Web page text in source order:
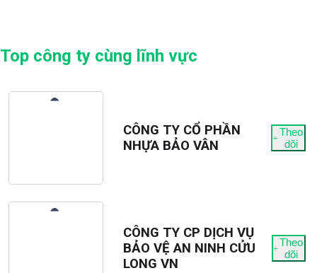
Top công ty cùng lĩnh vực
CÔNG TY CỔ PHẦN
NHỰA BẢO VÂN
Theo
dõi
CÔNG TY CP DỊCH VỤ
BẢO VỆ AN NINH CỬU
LONG VN
Theo
dõi